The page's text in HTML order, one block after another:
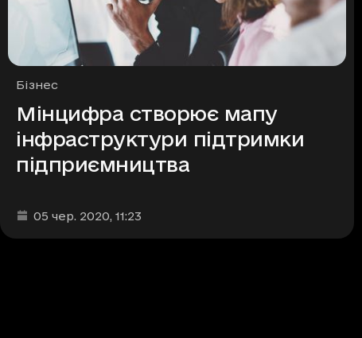
Рубрики
Бізнес
Мінцифра створює мапу
інфраструктури підтримки
підприємництва
Дата та час публікації
05 чер. 2020, 11:23